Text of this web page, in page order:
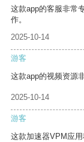
这款app的客服非常
作。
2025-10-14
游客
这款app的视频资源
2025-10-14
游客
这款加速器VPM应用